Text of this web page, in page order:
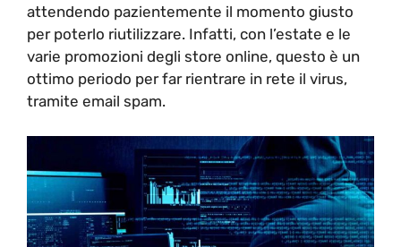
attendendo pazientemente il momento giusto
per poterlo riutilizzare. Infatti, con l’estate e le
varie promozioni degli store online, questo è un
ottimo periodo per far rientrare in rete il virus,
tramite email spam.